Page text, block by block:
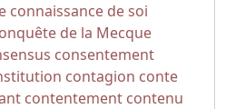
connaissance de soi
de la Mecque
consentement
contagion conte
contentement contenu